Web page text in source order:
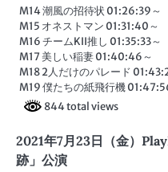
M14 潮風の招待状 01:26:39～
M15 オネストマン 01:31:40～
M16 チームKII推し 01:35:33～
M17 美しい稲妻 01:40:46～
M18 2人だけのパレード
M19 僕たちの紙飛行機
844 total views
2021年7月23日（金）
跡」公演